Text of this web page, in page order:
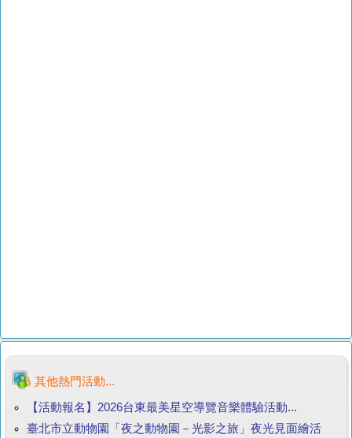
其他熱門活動...
【活動報名】2026台東最美星空導覽音樂體驗活動...
臺北市立動物園「夜之動物園－光影之旅」夜光見面繪活